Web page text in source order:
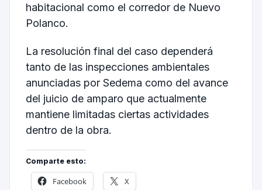
habitacional como el corredor de Nuevo
Polanco.
La resolución final del caso dependerá
tanto de las inspecciones ambientales
anunciadas por Sedema como del avance
del juicio de amparo que actualmente
mantiene limitadas ciertas actividades
dentro de la obra.
Comparte esto:
Facebook X